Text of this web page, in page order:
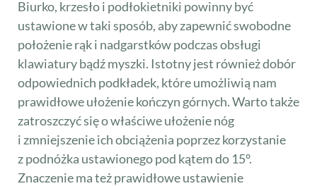
Biurko, krzesło i podłokietniki powinny być
ustawione w taki sposób, aby zapewnić swobodne
położenie rąk i nadgarstków podczas obsługi
klawiatury bądź myszki. Istotny jest również dobór
odpowiednich podkładek, które umożliwią nam
prawidłowe ułożenie kończyn górnych. Warto także
zatroszczyć się o właściwe ułożenie nóg
i zmniejszenie ich obciążenia poprzez korzystanie
z podnóżka ustawionego pod kątem do 15°.
Znaczenie ma też prawidłowe ustawienie